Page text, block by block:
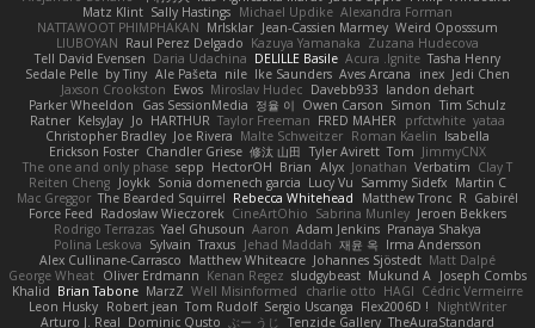
Matz Klint Sally Hastings Michael Updike Alexandra Forman
NATTAWOOT PHIMPHAKAN MrIsklar Jean-Cassien Marmey Weird Oposssum
LIUBOYAN Raul Perez Delgado Kazuya Yamanaka Zuzana Hudecova
Tell David Evensen Daria Udachina DELILLE Basile Acura .Ignite Tasha Henry
Sedale Pelle by Tiny Ale Pašeta nile Ike Saunders Aves Arcana inex Jedi Chen
Jaxson Crookston Ewos Miroslav Hudec Davebb933 landon dehart
Parker Wheeldon
Gas SessionMedia 정율 이 Owen Carson Simon Tim Schulz
Ratner KelsyJay Jo HARTHUR Taylor Freeman FRED MAHER prfctwhite yataa
Christopher Bradley Joe Rivera Malte Schweitzer Roman Kaelin Isabella
Erickson Foster Chandler Griese 修汰 山田 Tyler Avirett Tom JimmyCNX
The one and only phase sepp HectorOH Brian Alyx Jonathan Verbatim Clay T
Reiten Cheng Joykk Sonia domenech garcia Lucy Vu Sammy Sidefx Martin C
Mac Greggor The Bearded Squirrel Rebecca Whitehead Matthew Tronc R Gabirél
Force Feed Radosław Wieczorek CineArtOhio Sabrina Munley Jeroen Bekkers
Rodrigo Terrazas Yael Ghusoun Aaron Adam Jenkins Pranaya Shakya
Polina Leskova Sylvain Traxus Jehad Maddah 재윤 옥 Irma Andersson
Alex Cullinane-Carrasco Matthew Whiteacre Johannes Sjöstedt Matt Dalpé
George Wheat Oliver Erdmann Kenan Regez sludgybeast Mukund A Joseph Combs
Khalid Brian Tabone MarzZ Well Misinformed charlie otto HAGI Cédric Vermeirre
Leon Husky Robert jean Tom Rudolf Sergio Uscanga Flex2006D !
NightWriter
Arturo J. Real Dominic Qusto ぶー うじ Tenzide Gallery TheAuraStandard